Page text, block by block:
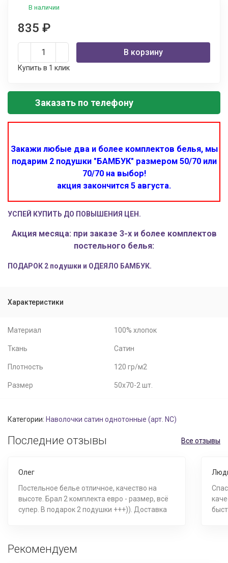
В наличии
835 ₽
В корзину
Купить в 1 клик
Заказать по телефону
Закажи любые два и более комплектов белья, мы
подарим 2 подушки "БАМБУК" размером 50/70 или
70/70 на выбор!
акция закончится 5 августа.
УСПЕЙ КУПИТЬ ДО ПОВЫШЕНИЯ ЦЕН.
Акция месяца: при заказе 3-х и более комплектов
постельного белья:
ПОДАРОК 2 подушки и ОДЕЯЛО БАМБУК.
Характеристики
Материал 100% хлопок
Ткань Сатин
Плотность 120 гр/м2
Размер 50x70-2 шт.
Категории: Наволочки сатин однотонные (арт. NC)
Последние отзывы Все отзывы
Олег
Постельное белье отличное, качество на
высоте. Брал 2 комплекта евро - размер, всё
супер. В подарок 2 подушки +++)). Доставка
Рекомендуем